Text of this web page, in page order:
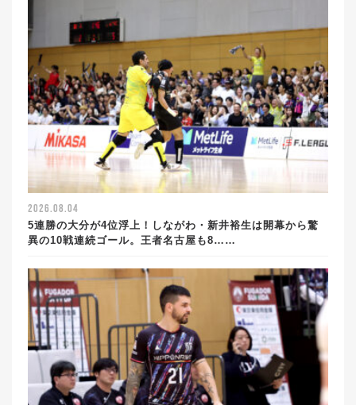
2026.08.04
5連勝の大分が4位浮上！しながわ・新井裕生は開幕から驚
異の10戦連続ゴール。王者名古屋も8……